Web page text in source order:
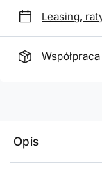
Leasing,
Opis